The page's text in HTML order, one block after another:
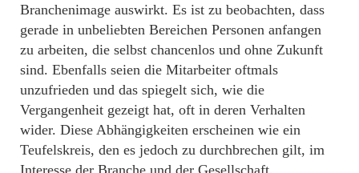
Branchenimage auswirkt. Es ist zu beobachten, dass
gerade in unbeliebten Bereichen Personen anfangen
zu arbeiten, die selbst chancenlos und ohne Zukunft
sind. Ebenfalls seien die Mitarbeiter oftmals
unzufrieden und das spiegelt sich, wie die
Vergangenheit gezeigt hat, oft in deren Verhalten
wider. Diese Abhängigkeiten erscheinen wie ein
Teufelskreis, den es jedoch zu durchbrechen gilt, im
Interesse der Branche und der Gesellschaft.